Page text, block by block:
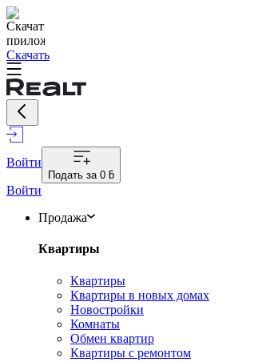
Скачать
Войти
Подать за 0 ƃ
Войти
Продажа
Квартиры
Квартиры
Квартиры в новых домах
Новостройки
Комнаты
Обмен квартир
Квартиры с ремонтом